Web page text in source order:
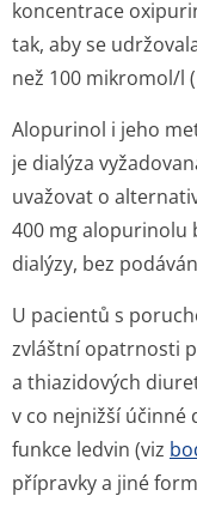
koncentrace
tak, aby se
než 100 mikromol/l
Alopurinol i jeho
je dialýza
uvažovat o
400 mg alopurinolu
dialýzy, bez
U pacientů s
zvláštní opatrnosti
a thiazidových
v co nejnižší účinné
funkce ledvin (viz
přípravky a jiné